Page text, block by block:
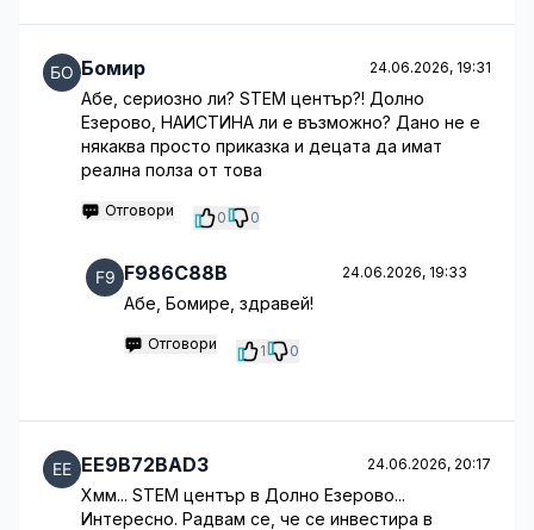
Бомир 24.06.2026, 19:31
Абе, сериозно ли? STEM център?! Долно
Езерово, НАИСТИНА ли е възможно? Дано не е
някаква просто приказка и децата да имат
реална полза от това
Отговори 0 0
F986C88B 24.06.2026, 19:33
Абе, Бомире, здравей!
Отговори 1 0
EE9B72BAD3 24.06.2026, 20:17
Хмм... STEM център в Долно Езерово...
Интересно. Радвам се, че се инвестира в